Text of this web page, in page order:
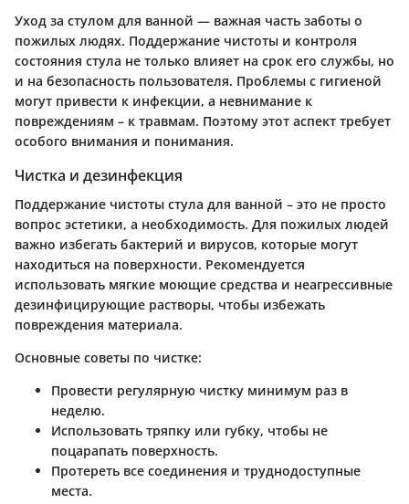
Уход за стулом для ванной — важная часть заботы о
пожилых людях. Поддержание чистоты и контроля
состояния стула не только влияет на срок его службы, но
и на безопасность пользователя. Проблемы с гигиеной
могут привести к инфекции, а невнимание к
повреждениям – к травмам. Поэтому этот аспект требует
особого внимания и понимания.
Чистка и дезинфекция
Поддержание чистоты стула для ванной – это не просто
вопрос эстетики, а необходимость. Для пожилых людей
важно избегать бактерий и вирусов, которые могут
находиться на поверхности. Рекомендуется
использовать мягкие моющие средства и неагрессивные
дезинфицирующие растворы, чтобы избежать
повреждения материала.
Основные советы по чистке:
Провести регулярную чистку минимум раз в
неделю.
Использовать тряпку или губку, чтобы не
поцарапать поверхность.
Протереть все соединения и труднодоступные
места.